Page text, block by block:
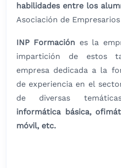
habilidades entre los
Asociación de
INP Formación es la
impartición de estos
empresa dedicada a la
de experiencia en el
de diversas
informática básica,
móvil, etc.